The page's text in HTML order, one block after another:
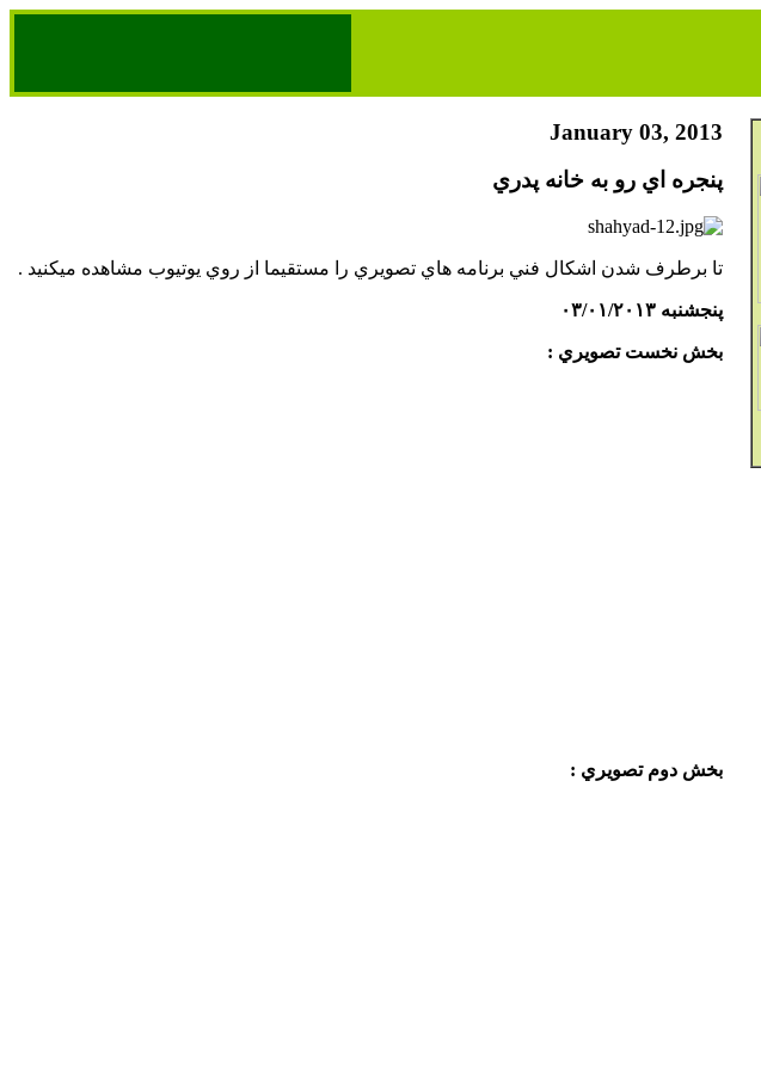
January 03, 2013
پنجره اي رو به خانه پدري
تا برطرف شدن اشكال فني برنامه هاي تصويري را مستقيما از روي يوتيوب مشاهده ميكنيد .
پنجشنبه ۰۳/۰۱/۲۰۱۳
بخش نخست تصويري :
بخش دوم تصويري :